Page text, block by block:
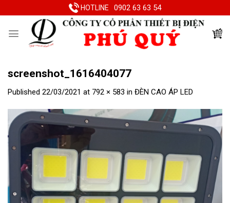
to
HOTLINE 0902 63 63 54
screenshot_1616404077
Published 22/03/2021 at 792 × 583 in ĐÈN CAO ÁP LED